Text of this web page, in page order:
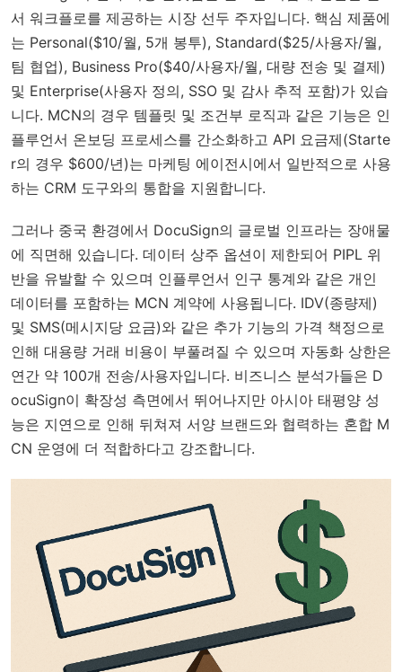
서 워크플로를 제공하는 시장 선두 주자입니다. 핵심 제품에
는 Personal($10/월, 5개 봉투), Standard($25/사용자/월,
팀 협업), Business Pro($40/사용자/월, 대량 전송 및 결제)
및 Enterprise(사용자 정의, SSO 및 감사 추적 포함)가 있습
니다. MCN의 경우 템플릿 및 조건부 로직과 같은 기능은 인
플루언서 온보딩 프로세스를 간소화하고 API 요금제(Starte
r의 경우 $600/년)는 마케팅 에이전시에서 일반적으로 사용
하는 CRM 도구와의 통합을 지원합니다.
그러나 중국 환경에서 DocuSign의 글로벌 인프라는 장애물
에 직면해 있습니다. 데이터 상주 옵션이 제한되어 PIPL 위
반을 유발할 수 있으며 인플루언서 인구 통계와 같은 개인
데이터를 포함하는 MCN 계약에 사용됩니다. IDV(종량제)
및 SMS(메시지당 요금)와 같은 추가 기능의 가격 책정으로
인해 대용량 거래 비용이 부풀려질 수 있으며 자동화 상한은
연간 약 100개 전송/사용자입니다. 비즈니스 분석가들은 D
ocuSign이 확장성 측면에서 뛰어나지만 아시아 태평양 성
능은 지연으로 인해 뒤쳐져 서양 브랜드와 협력하는 혼합 M
CN 운영에 더 적합하다고 강조합니다.